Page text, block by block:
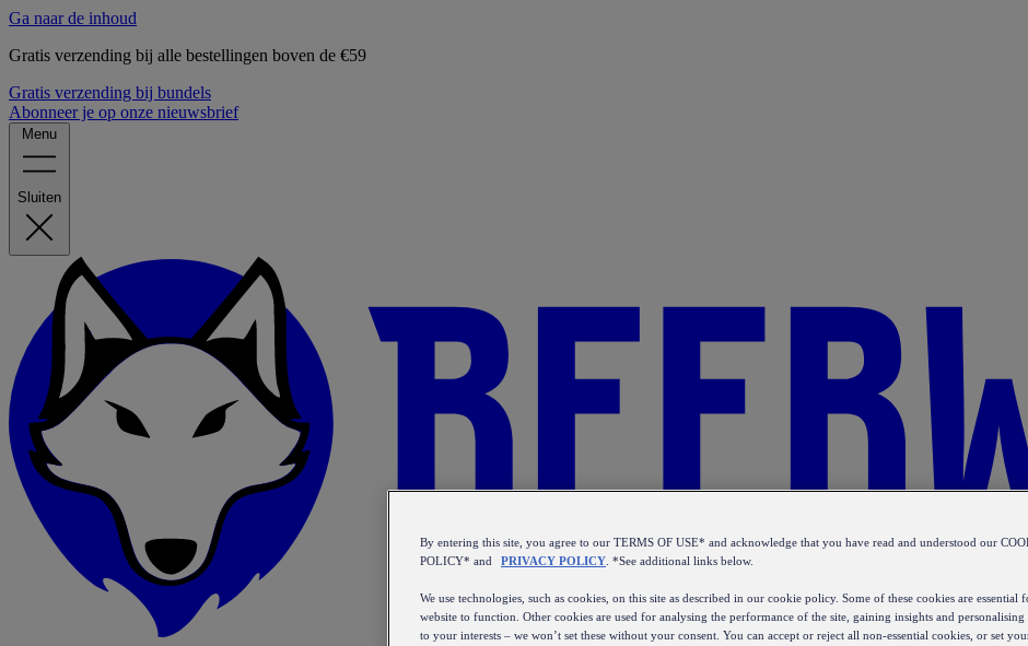
Ga naar de inhoud
Gratis verzending bij alle bestellingen boven de €59
Gratis verzending bij bundels
Abonneer je op onze nieuwsbrief
Menu
Sluiten
By entering this site, you agree to our TERMS OF USE* and acknowledge that you have read and understood our
POLICY* and
PRIVACY POLICY . *See additional links below.
We use technologies, such as cookies, on this site as described in our cookie policy. Some of these cookies are essential
website to function. Other cookies are used for analysing the performance of the site, gaining insights and personalising
to your interests – we won’t set these without your consent. You can accept or reject all non-essential cookies, or set